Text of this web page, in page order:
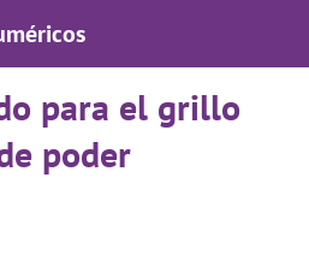
para el grillo
poder